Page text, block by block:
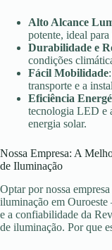
Alto Alcance
potente, ideal para
Durabilidade e
condições
Fácil Mobilidade
transporte e a
Eficiência
tecnologia LED e
energia solar.
Nossa Empresa: A
de Iluminação
Optar por nossa
iluminação em Ouroeste
e a confiabilidade da
de iluminação. Por que